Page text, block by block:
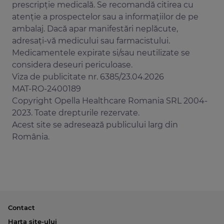
Apr;9(4):391-401.
Corsetti M, Landes S, Lange R. Bisacodyl: A
review of pharmacology and clinical
evidence to guide use in clinical practice in
patients with constipation.
Neurogastroenterol Motil. 2021 Mar
9:e14123. doi: 10.1111/nmo.14123. Epub ahead
of print. PMID: 33751780.
Irish Pharmaceutical Healthcare
Association (IPHA). Dulcolax 10 mg
Suppositories SPC. 2017.
https://www.medicines.ie/medicines/dulcol
(polyethylene glycol) 4000 without
prescripţie medicală. Se recomandă citirea cu
atenţie a prospectelor sau a informaţiilor de pe
ambalaj. Dacă apar manifestări neplăcute,
adresaţi-vă medicului sau farmacistului.
Medicamentele expirate si/sau neutilizate se
considera deseuri periculoase.
Viza de publicitate nr. 6385/23.04.2026
MAT-RO-2400189
Copyright Opella Healthcare Romania SRL 2004-
2023. Toate drepturile rezervate.
Acest site se adresează publicului larg din
România.
Contact
Harta site-ului